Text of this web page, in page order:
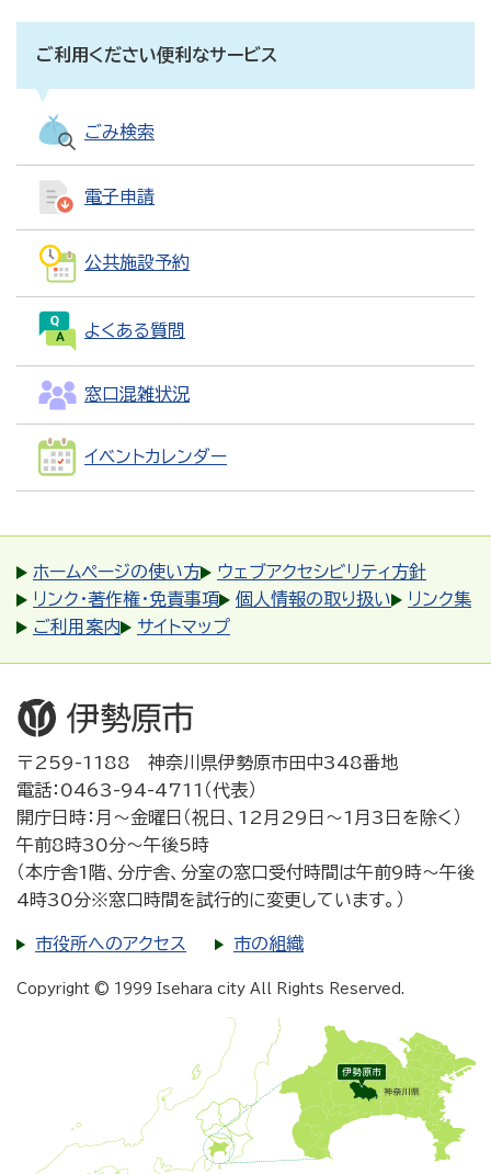
ご利用ください便利なサービス
ごみ検索
電子申請
公共施設予約
よくある質問
窓口混雑状況
イベントカレンダー
ホームページの使い方
ウェブアクセシビリティ方針
リンク・著作権・免責事項
個人情報の取り扱い
リンク集
ご利用案内
サイトマップ
〒259-1188 神奈川県伊勢原市田中348番地
電話：0463-94-4711（代表）
開庁日時：月～金曜日（祝日、12月29日～1月3日を除く）
午前8時30分～午後5時
（本庁舎1階、分庁舎、分室の窓口受付時間は午前9時～午後
4時30分※窓口時間を試行的に変更しています。）
市役所へのアクセス 市の組織
Copyright © 1999 Isehara city All Rights Reserved.